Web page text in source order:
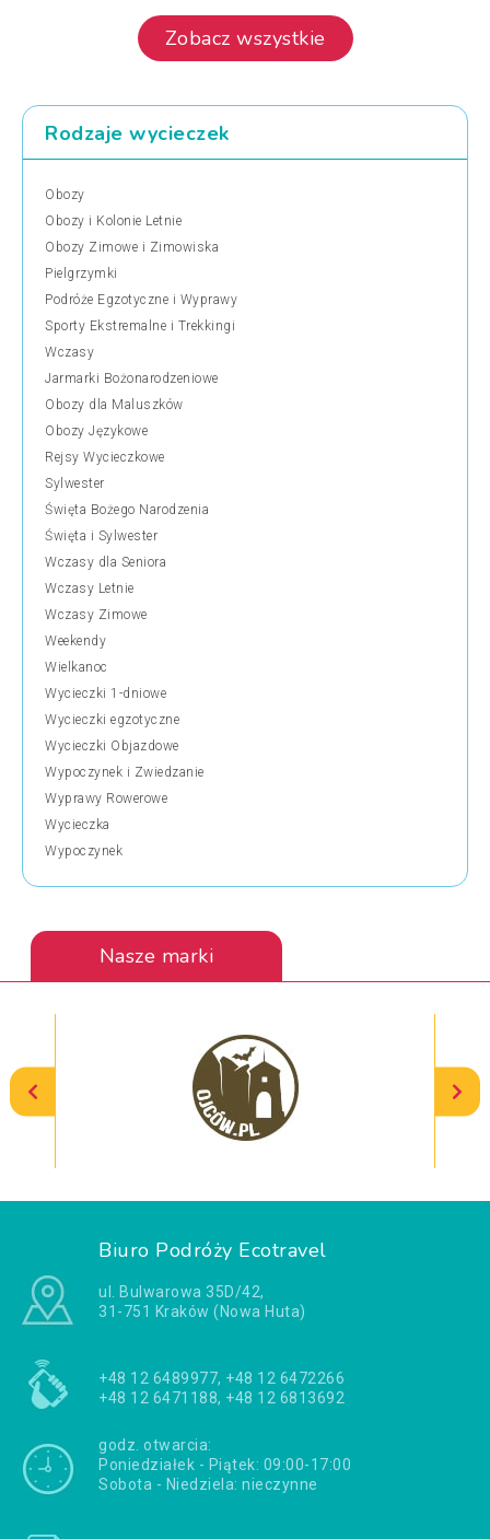
Zobacz wszystkie
Rodzaje wycieczek
Obozy
Obozy i Kolonie Letnie
Obozy Zimowe i Zimowiska
Pielgrzymki
Podróże Egzotyczne i Wyprawy
Sporty Ekstremalne i Trekkingi
Wczasy
Jarmarki Bożonarodzeniowe
Obozy dla Maluszków
Obozy Językowe
Rejsy Wycieczkowe
Sylwester
Święta Bożego Narodzenia
Święta i Sylwester
Wczasy dla Seniora
Wczasy Letnie
Wczasy Zimowe
Weekendy
Wielkanoc
Wycieczki 1-dniowe
Wycieczki egzotyczne
Wycieczki Objazdowe
Wypoczynek i Zwiedzanie
Wyprawy Rowerowe
Wycieczka
Wypoczynek
Nasze marki
Biuro Podróży Ecotravel
ul. Bulwarowa 35D/42,
31-751 Kraków (Nowa Huta)
+48 12 6489977, +48 12 6472266
+48 12 6471188, +48 12 6813692
godz. otwarcia:
Poniedziałek - Piątek: 09:00-17:00
Sobota - Niedziela: nieczynne